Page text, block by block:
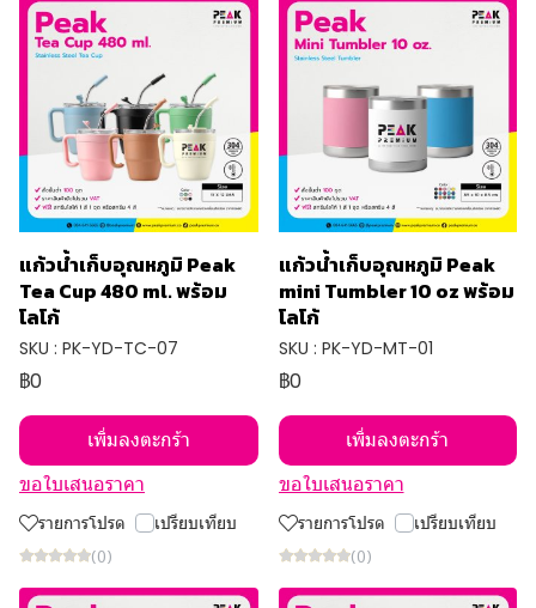
แก้วน้ำเก็บอุณหภูมิ Peak
Tea Cup 480 ml. พร้อม
โลโก้
SKU : PK-YD-TC-07
฿0
เพิ่มลงตะกร้า
ขอใบเสนอราคา
รายการโปรด เปรียบเทียบ
(0)
แก้วน้ำเก็บอุณหภูมิ Peak
mini Tumbler 10 oz พร้อม
โลโก้
SKU : PK-YD-MT-01
฿0
เพิ่มลงตะกร้า
ขอใบเสนอราคา
รายการโปรด เปรียบเทียบ
(0)